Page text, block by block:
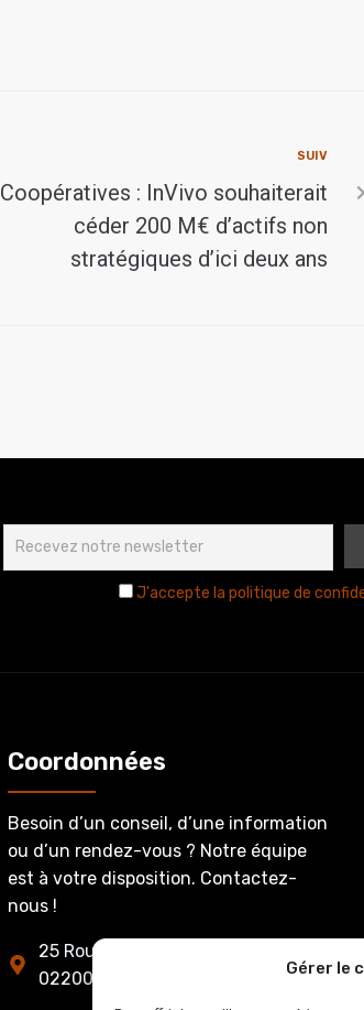
Gérer le
SUIV
Coopératives : InVivo souhaiterait
céder 200 M€ d’actifs non
stratégiques d’ici deux ans
J'accepte la politique de
Coordonnées
Besoin d’un conseil, d’une information
ou d’un rendez-vous ? Notre équipe
est à votre disposition. Contactez-
nous !
25 Route de Fère-En-Tardenois,
02200 Belleu